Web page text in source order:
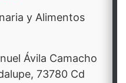
y Alimentos
Ávila Camacho
73780 Cd